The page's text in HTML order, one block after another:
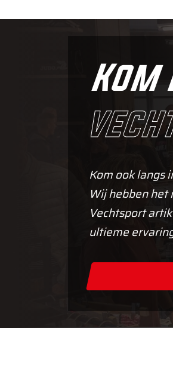
Kom ook langs
Wij hebben
Vechtsport
ultieme